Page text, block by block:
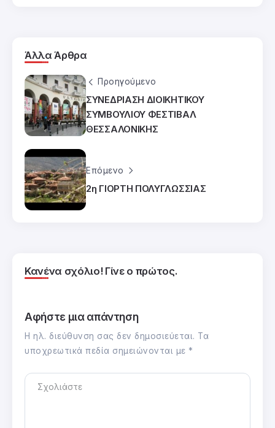
Άλλα Άρθρα
Προηγούμενο
ΣΥΝΕΔΡΙΑΣΗ ΔΙΟΙΚΗΤΙΚΟΥ
ΣΥΜΒΟΥΛΙΟΥ ΦΕΣΤΙΒΑΛ
ΘΕΣΣΑΛΟΝΙΚΗΣ
Επόμενο
2η ΓΙΟΡΤΗ ΠΟΛΥΓΛΩΣΣΙΑΣ
Κανένα σχόλιο! Γίνε ο πρώτος.
Αφήστε μια απάντηση
Η ηλ. διεύθυνση σας δεν δημοσιεύεται. Τα
υποχρεωτικά πεδία σημειώνονται με *